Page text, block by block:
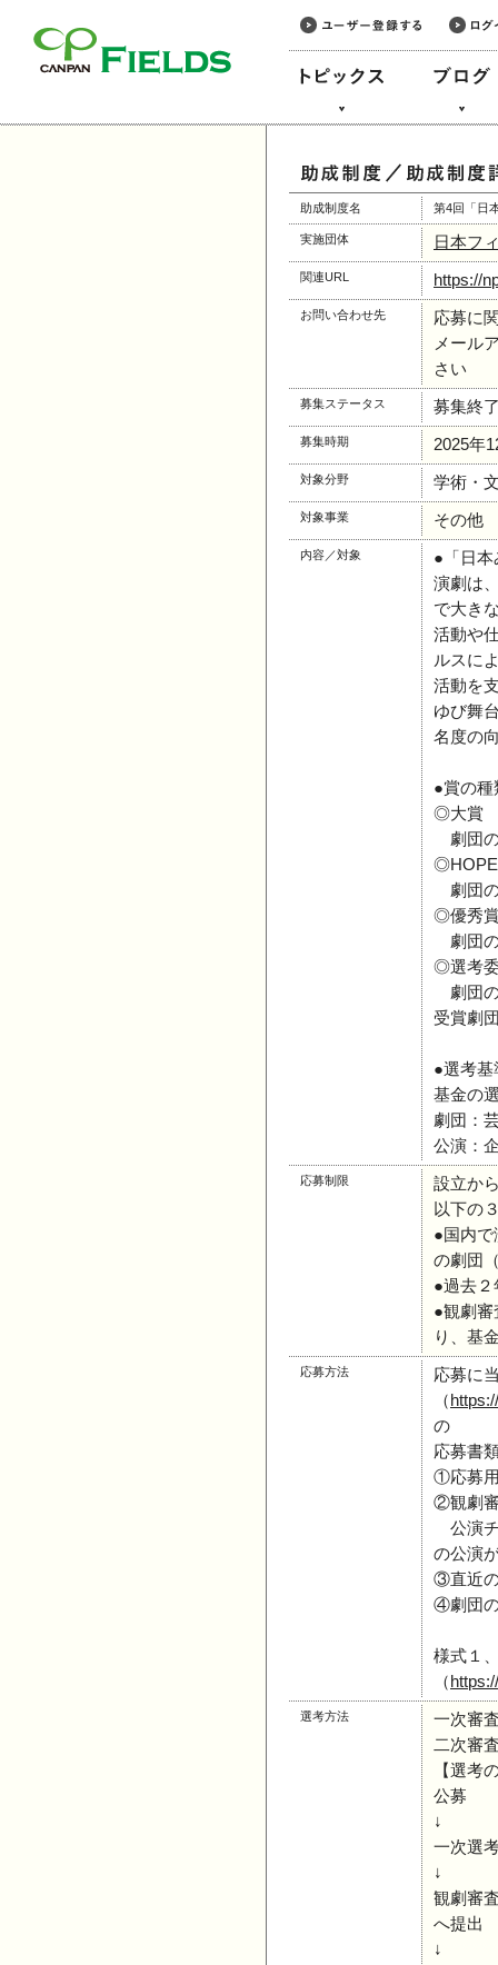
助成制度名 第4回「日
実施団体 日本フ
関連URL https://
お問い合わせ先
応募に
メール
さい
募集ステータス 募集終
募集時期 2025年
対象分野 学術・
対象事業 その他
内容／対象
●「日本
演劇は
で大き
活動や
ルスに
活動を
ゆび舞
名度の
●賞の種
◎大賞
劇団の
劇団の
◎優秀
劇団の
◎選考
劇団の
受賞劇
●選考基
基金の
劇団：
公演：
応募制限
設立か
以下の
●国内で
の劇団
●過去２
●観劇審
り、基
応募方法
応募に
（
の
応募書
①応募
②観劇審
公演チ
の公演
③直近
④劇団の
様式１
（
選考方法
一次審
二次審
【選考
公募
↓
一次選
↓
観劇審
へ提出
↓